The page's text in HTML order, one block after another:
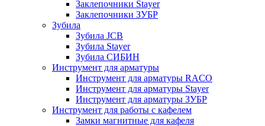
Заклепочники Stayer
Заклепочники ЗУБР
Зубила
Зубила JCB
Зубила Stayer
Зубила СИБИН
Инструмент для арматуры
Инструмент для арматуры RACO
Инструмент для арматуры Stayer
Инструмент для арматуры ЗУБР
Инструмент для работы с кафелем
Замки магнитные для кафеля